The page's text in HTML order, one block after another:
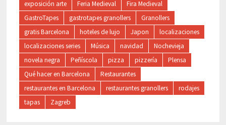
exposición arte
Feria Medieval
Fira Medieval
GastroTapes
gastrotapes granollers
Granollers
gratis Barcelona
hoteles de lujo Japon
localizaciones
localizaciones series
Música navidad
Nochevieja
novela negra
Peñíscola pizza pizzería
Plensa
Qué hacer en Barcelona
Restaurantes
restaurantes en Barcelona
restaurantes granollers
rodajes
tapas
Zagreb